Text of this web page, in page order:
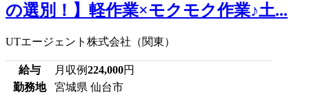
の選別！】軽作業×モクモク作業♪土...
UTエージェント株式会社（関東）
給与 月収例224,000円
勤務地
宮城県 仙台市